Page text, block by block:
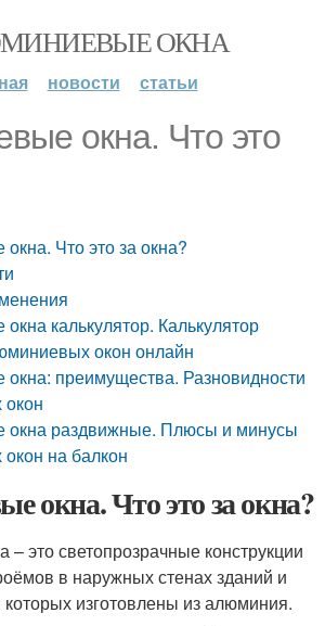
ОКНА
новости статьи
окна. Что это
Что это за окна?
калькулятор. Калькулятор
окон онлайн
преимущества. Разновидности
раздвижные. Плюсы и минусы
на балкон
окна. Что это за окна?
это светопрозрачные конструкции
в наружных стенах зданий и
изготовлены из алюминия.